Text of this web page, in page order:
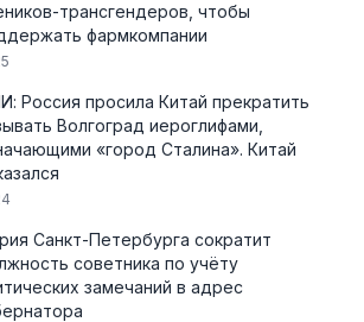
трансгендеров, чтобы
фармкомпании
Россия просила Китай прекратить
Волгоград иероглифами,
«город Сталина». Китай
Санкт-Петербурга сократит
советника по учёту
замечаний в адрес